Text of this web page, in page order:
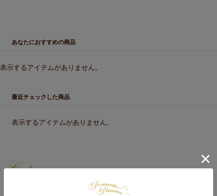
あなたにおすすめの商品
表示するアイテムがありません。
最近チェックした商品
表示するアイテムがありません。